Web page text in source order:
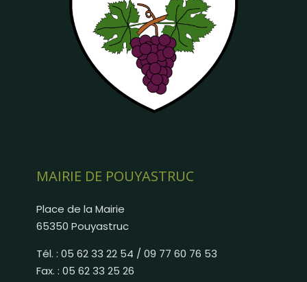
MAIRIE DE POUYASTRUC
Place de la Mairie
65350 Pouyastruc
Tél. : 05 62 33 22 54 / 09 77 60 76 53
Fax. : 05 62 33 25 26